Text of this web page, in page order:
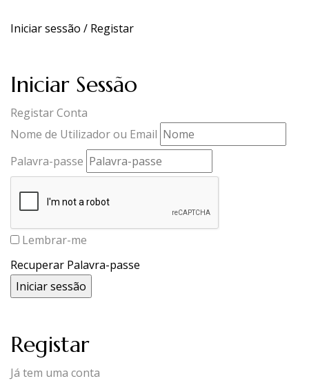
Iniciar sessão / Registar
Iniciar Sessão
Registar Conta
Nome de Utilizador ou Email
Palavra-passe
Lembrar-me
Recuperar Palavra-passe
Registar
Já tem uma conta